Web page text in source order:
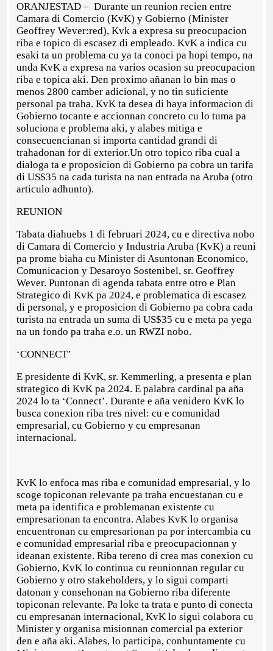
ORANJESTAD – Durante un reunion recien entre
Camara di Comercio (KvK) y Gobierno (Minister
Geoffrey Wever:red), Kvk a expresa su preocupacion
riba e topico di escasez di empleado. KvK a indica cu
esaki ta un problema cu ya ta conoci pa hopi tempo, na
unda KvK a expresa na varios ocasion su preocupacion
riba e topica aki. Den proximo añanan lo bin mas o
menos 2800 camber adicional, y no tin suficiente
personal pa traha. KvK ta desea di haya informacion di
Gobierno tocante e accionnan concreto cu lo tuma pa
soluciona e problema aki, y alabes mitiga e
consecuencianan si importa cantidad grandi di
trahadonan for di exterior.Un otro topico riba cual a
dialoga ta e proposicion di Gobierno pa cobra un tarifa
di US$35 na cada turista na nan entrada na Aruba (otro
articulo adhunto).
REUNION
Tabata diahuebs 1 di februari 2024, cu e directiva nobo
di Camara di Comercio y Industria Aruba (KvK) a reuni
pa prome biaha cu Minister di Asuntonan Economico,
Comunicacion y Desaroyo Sostenibel, sr. Geoffrey
Wever. Puntonan di agenda tabata entre otro e Plan
Strategico di KvK pa 2024, e problematica di escasez
di personal, y e proposicion di Gobierno pa cobra cada
turista na entrada un suma di US$35 cu e meta pa yega
na un fondo pa traha e.o. un RWZI nobo.
‘CONNECT’
E presidente di KvK, sr. Kemmerling, a presenta e plan
strategico di KvK pa 2024. E palabra cardinal pa aña
2024 lo ta ‘Connect’. Durante e aña venidero KvK lo
busca conexion riba tres nivel: cu e comunidad
empresarial, cu Gobierno y cu empresanan
internacional.
KvK lo enfoca mas riba e comunidad empresarial, y lo
scoge topiconan relevante pa traha encuestanan cu e
meta pa identifica e problemanan existente cu
empresarionan ta encontra. Alabes KvK lo organisa
encuentronan cu empresarionan pa por intercambia cu
e comunidad empresarial riba e preocupacionnan y
ideanan existente. Riba tereno di crea mas conexion cu
Gobierno, KvK lo continua cu reunionnan regular cu
Gobierno y otro stakeholders, y lo sigui comparti
datonan y consehonan na Gobierno riba diferente
topiconan relevante. Pa loke ta trata e punto di conecta
cu empresanan internacional, KvK lo sigui colabora cu
Minister y organisa misionnan comercial pa exterior
den e aña aki. Alabes, lo participa, conhuntamente cu